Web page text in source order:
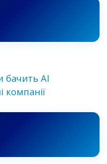
бачить AI
компанії